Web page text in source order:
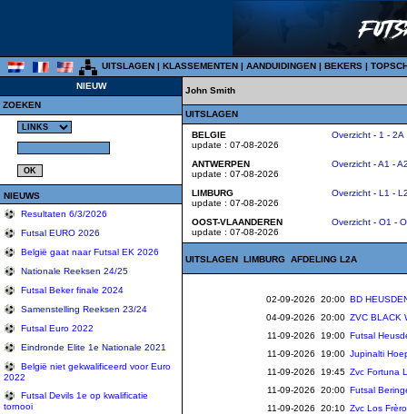
UITSLAGEN | KLASSEMENTEN | AANDUIDINGEN | BEKERS |
NIEUW
ZOEKEN
NIEUWS
Resultaten 6/3/2026
Futsal EURO 2026
België gaat naar Futsal EK 2026
Nationale Reeksen 24/25
Futsal Beker finale 2024
Samenstelling Reeksen 23/24
Futsal Euro 2022
Eindronde Elite 1e Nationale 2021
België niet gekwalificeerd voor Euro
2022
Futsal Devils 1e op kwalificatie
tornooi
John Smith
UITSLAGEN
BELGIE
update : 07-08-2026
Overzicht - 1 - 2A
ANTWERPEN
update : 07-08-2026
Overzicht -A1 -
LIMBURG
update : 07-08-2026
Overzicht - L1 -
OOST-VLAANDEREN
update : 07-08-2026
Overzicht - O1 -
UITSLAGEN LIMBURG AFDELING L2A
02-09-2026 20:00 BD
04-09-2026 20:00 ZVC BLACK
11-09-2026 19:00 Futsal
11-09-2026 19:00 Jupinalti
11-09-2026 19:45 Zvc Fortuna
11-09-2026 20:00 Futsal
11-09-2026 20:10 Zvc Los